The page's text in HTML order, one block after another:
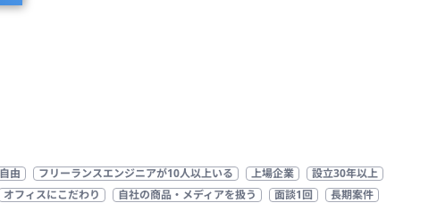
由 フリーランスエンジニアが10人以上いる 上場企業
設立30年以上
オフィスにこだわり 自社の商品・メディアを扱う 面談1回 長期案件